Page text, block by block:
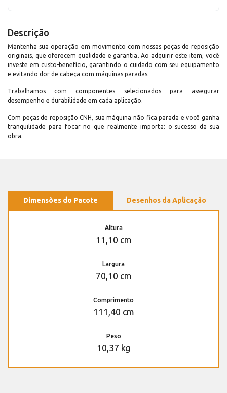
Descrição
Mantenha sua operação em movimento com nossas peças de reposição
originais, que oferecem qualidade e garantia. Ao adquirir este item, você
investe em custo-benefício, garantindo o cuidado com seu equipamento
e evitando dor de cabeça com máquinas paradas.
Trabalhamos com componentes selecionados para assegurar
desempenho e durabilidade em cada aplicação.
Com peças de reposição CNH, sua máquina não fica parada e você ganha
tranquilidade para focar no que realmente importa: o sucesso da sua
obra.
Dimensões do Pacote Desenhos da Aplicação
Altura
11,10 cm
Largura
70,10 cm
Comprimento
111,40 cm
Peso
10,37 kg